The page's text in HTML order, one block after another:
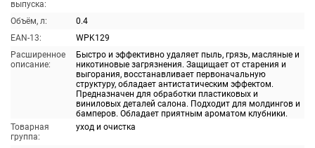
выпуска:
Объём, л:
0.4
EAN-13:
WPK129
Расширенное
описание:
Быстро и эффективно удаляет пыль, грязь, масляные и
никотиновые загрязнения. Защищает от старения и
выгорания, восстанавливает первоначальную
структуру, обладает антистатическим эффектом.
Предназначен для обработки пластиковых и
виниловых деталей салона. Подходит для молдингов и
бамперов. Обладает приятным ароматом клубники.
Товарная
группа:
уход и очистка